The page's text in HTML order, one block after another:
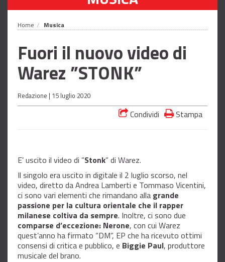
Home Musica
Fuori il nuovo video di
Warez ”STONK”
Redazione | 15 luglio 2020
Condividi Stampa
E’ uscito il video di ”Stonk” di Warez.
Il singolo era uscito in digitale il 2 luglio scorso, nel
video, diretto da Andrea Lamberti e Tommaso Vicentini,
ci sono vari elementi che rimandano alla grande
passione per la cultura orientale che il rapper
milanese coltiva da sempre. Inoltre, ci sono due
comparse d’eccezione: Nerone, con cui Warez
quest’anno ha firmato “DM”, EP che ha ricevuto ottimi
consensi di critica e pubblico, e Biggie Paul, produttore
musicale del brano.